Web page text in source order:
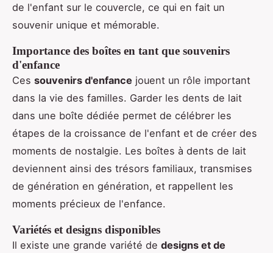
de l'enfant sur le couvercle, ce qui en fait un
souvenir unique et mémorable.
Importance des boîtes en tant que souvenirs
d'enfance
Ces souvenirs d'enfance jouent un rôle important
dans la vie des familles. Garder les dents de lait
dans une boîte dédiée permet de célébrer les
étapes de la croissance de l'enfant et de créer des
moments de nostalgie. Les boîtes à dents de lait
deviennent ainsi des trésors familiaux, transmises
de génération en génération, et rappellent les
moments précieux de l'enfance.
Variétés et designs disponibles
Il existe une grande variété de designs et de